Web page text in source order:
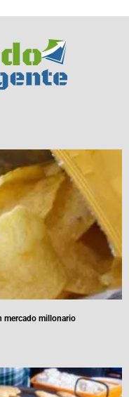
mercado millonario